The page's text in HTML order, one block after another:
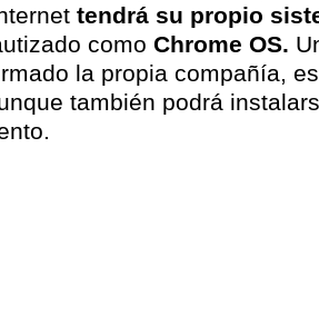
tendrá su propio
como Chrome OS.
la propia compañía,
también podrá